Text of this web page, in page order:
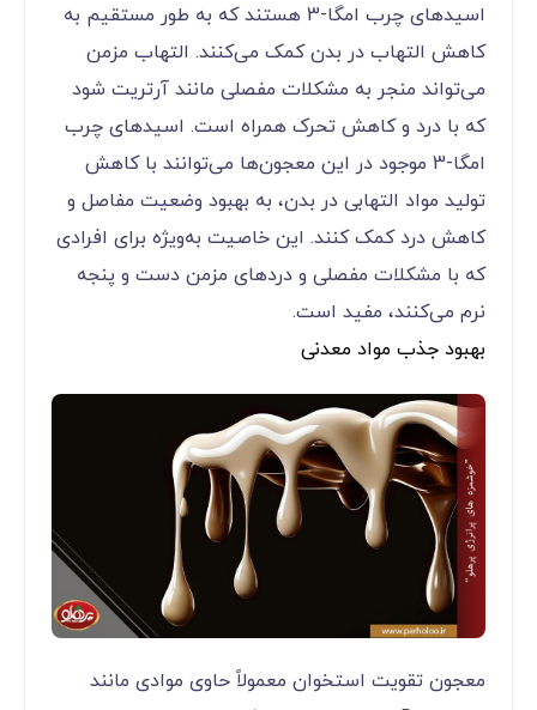
اسیدهای چرب امگا-3 هستند که به طور مستقیم به
کاهش التهاب در بدن کمک می‌کنند. التهاب مزمن
می‌تواند منجر به مشکلات مفصلی مانند آرتریت شود
که با درد و کاهش تحرک همراه است. اسیدهای چرب
امگا-3 موجود در این معجون‌ها می‌توانند با کاهش
تولید مواد التهابی در بدن، به بهبود وضعیت مفاصل و
کاهش درد کمک کنند. این خاصیت به‌ویژه برای افرادی
که با مشکلات مفصلی و دردهای مزمن دست و پنجه
نرم می‌کنند، مفید است.
بهبود جذب مواد معدنی
معجون‌ تقویت استخوان معمولاً حاوی موادی مانند